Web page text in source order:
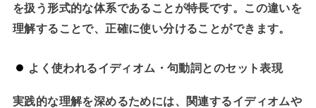
を扱う形式的な体系であることが特長です。この違いを
理解することで、正確に使い分けることができます。
よく使われるイディオム・句動詞とのセット表現
実践的な理解を深めるためには、関連するイディオムや